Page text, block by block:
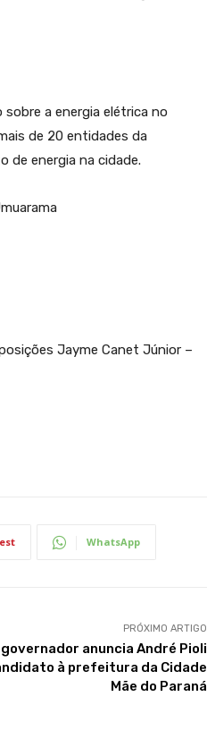
a energia elétrica no
de 20 entidades da
de energia na cidade.
Jayme Canet Júnior –
WhatsApp
PRÓXIMO ARTIGO
anuncia André Pioli
à prefeitura da Cidade
Mãe do Paraná